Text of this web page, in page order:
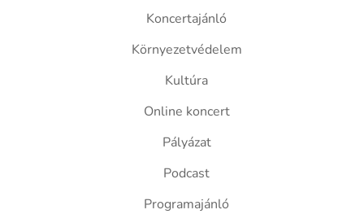
Koncertajánló
Környezetvédelem
Kultúra
Online koncert
Pályázat
Podcast
Programajánló